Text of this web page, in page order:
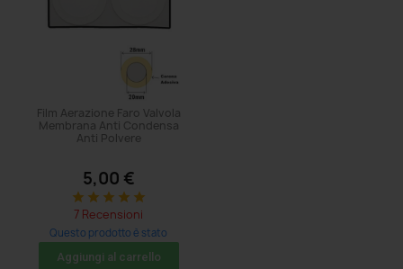
Film Aerazione Faro Valvola
Membrana Anti Condensa
Anti Polvere
5,00 €
star star star star star
7 Recensioni
Questo prodotto è stato
acquistato: 1859 volte
Aggiungi al carrello